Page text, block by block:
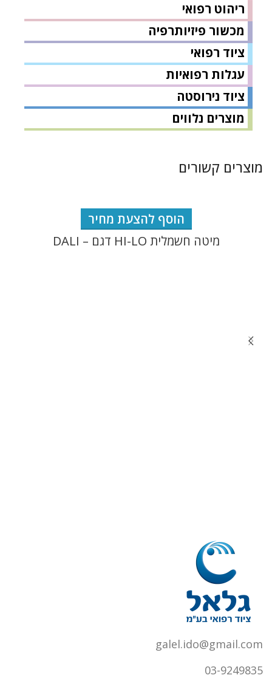
ריהוט רפואי
מכשור פיזיותרפיה
ציוד רפואי
עגלות רפואיות
ציוד נירוסטה
מוצרים נלווים
מוצרים קשורים
הוסף להצעת מחיר
מיטה חשמלית HI-LO דגם – DALI
galel.ido@gmail.com
03-9249835